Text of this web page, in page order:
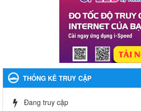
THỐNG KÊ TRUY CẬP
Đang truy cập